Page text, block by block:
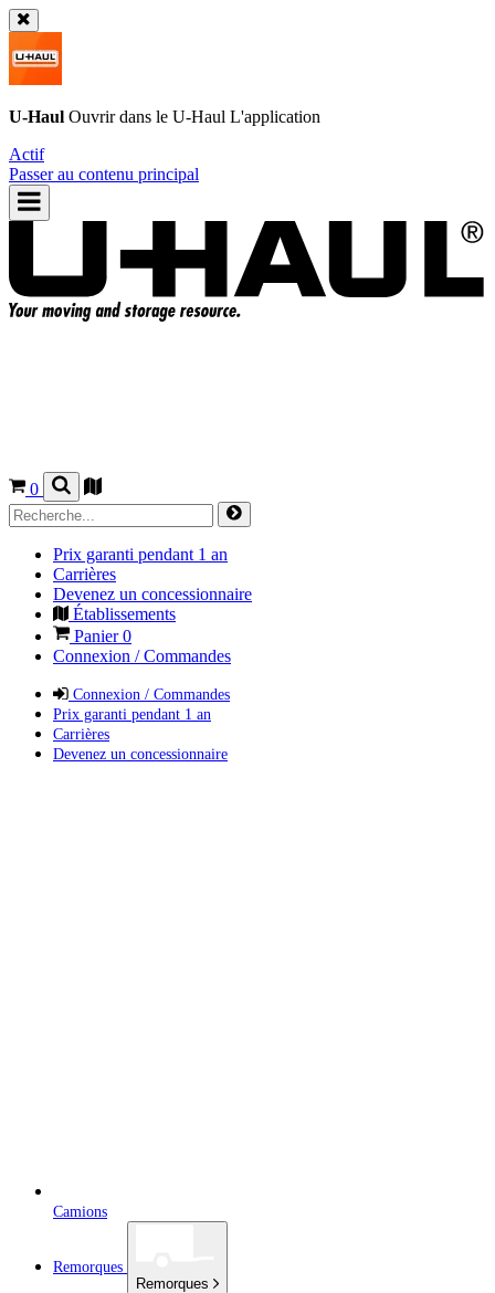
U-Haul Ouvrir dans le U-Haul L'application
Actif
Passer au contenu principal
0
Prix garanti pendant 1 an
Carrières
Devenez un concessionnaire
Établissements
Panier0
Connexion / Commandes
Connexion / Commandes
Prix garanti pendant 1 an
Carrières
Devenez un concessionnaire
Camions
Remorques
Remorques